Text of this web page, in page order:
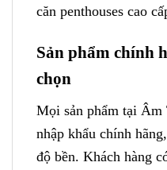
căn penthouses cao
Sản phẩm chính
chọn
Mọi sản phẩm tại Âm
nhập khẩu chính
độ bền. Khách hàng